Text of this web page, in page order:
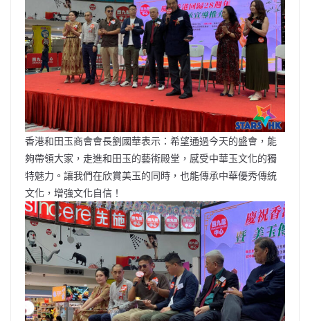
香港和田玉商會會長劉國華表示：希望通過今天的盛會，能
夠帶領大家，走進和田玉的藝術殿堂，感受中華玉文化的獨
特魅力。讓我們在欣賞美玉的同時，也能傳承中華優秀傳統
文化，增強文化自信！